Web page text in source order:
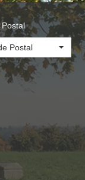
Postal